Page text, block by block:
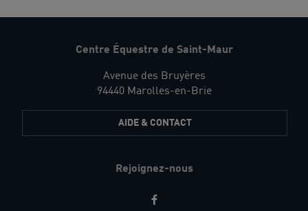
Centre Équestre de Saint-Maur
Avenue des Bruyères
94440 Marolles-en-Brie
AIDE & CONTACT
Rejoignez-nous